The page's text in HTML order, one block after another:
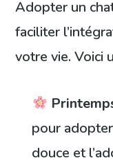
Adopter un
faciliter
votre vie. Voici
pour
douce et